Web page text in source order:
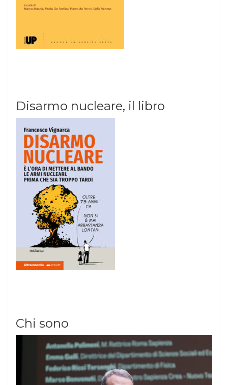
Disarmo nucleare, il libro
Chi sono